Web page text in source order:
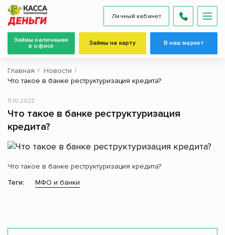
Личный кабинет
Займы наличными
в офисе
Займы на карту В наш маркет
Главная
Новости
Что такое в банке реструктуризация кредита?
Что такое в банке реструктуризация
кредита?
11.10.2022
Что такое в банке реструктуризация кредита?
Теги:
МФО и банки